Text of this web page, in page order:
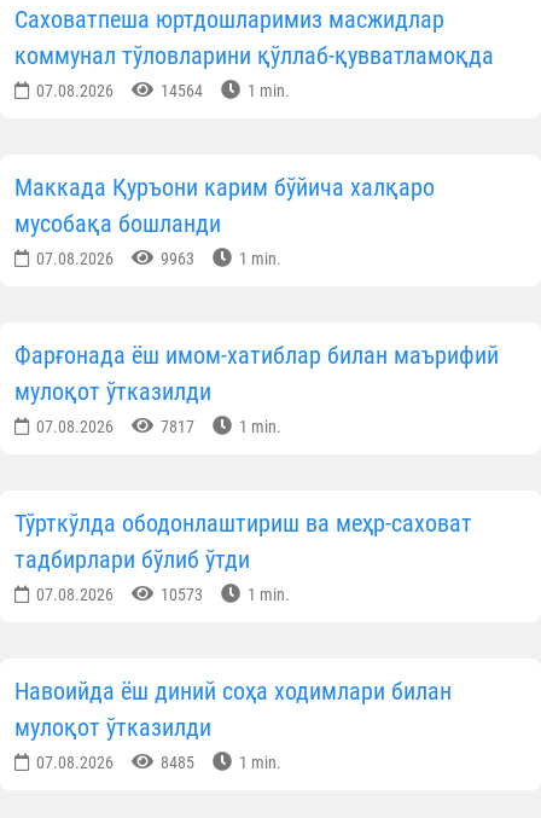
Саховатпеша юртдошларимиз масжидлар
коммунал тўловларини қўллаб-қувватламоқда
07.08.2026 14564 1 min.
Маккада Қуръони карим бўйича халқаро
мусобақа бошланди
07.08.2026 9963 1 min.
Фарғонада ёш имом-хатиблар билан маърифий
мулоқот ўтказилди
07.08.2026 7817 1 min.
Тўрткўлда ободонлаштириш ва меҳр-саховат
тадбирлари бўлиб ўтди
07.08.2026 10573 1 min.
Навоийда ёш диний соҳа ходимлари билан
мулоқот ўтказилди
07.08.2026 8485 1 min.